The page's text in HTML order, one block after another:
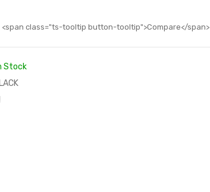
<span class="ts-tooltip button-tooltip">Compare</span>
Stock